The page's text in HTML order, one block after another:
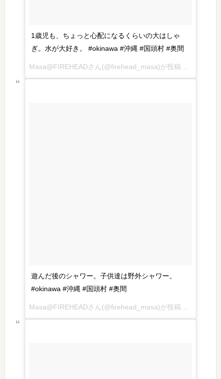
1歳児も、ちょっと心配になるくらいの大はしゃ
ぎ。水が大好き。 #okinawa #沖縄 #国頭村 #奥間
遊んだ後のシャワー。子供達は野外シャワー。
#okinawa #沖縄 #国頭村 #奥間